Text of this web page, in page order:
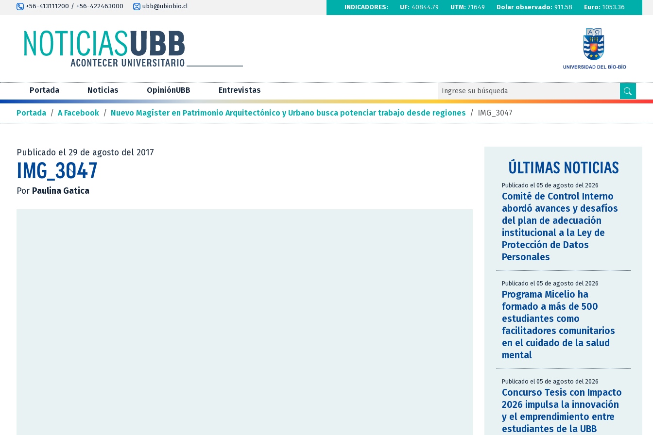
+56-413111200 / +56-422463000 ubb@ubiobio.cl INDICADORES: UF: 40844.79 UTM: 71649 Dolar observado: 911.58 Euro: 1053.36
Portada Noticias OpiniónUBB Entrevistas
Portada / A Facebook / Nuevo Magíster en Patrimonio Arquitectónico y Urbano busca potenciar trabajo desde regiones / IMG_3047
Publicado el 29 de agosto del 2017
IMG_3047
Por Paulina Gatica
ÚLTIMAS NOTICIAS
Publicado el 05 de agosto del 2026
Comité de Control Interno
abordó avances y desafíos
del plan de adecuación
institucional a la Ley de
Protección de Datos
Personales
Publicado el 05 de agosto del 2026
Programa Micelio ha
formado a más de 500
estudiantes como
facilitadores comunitarios
en el cuidado de la salud
mental
Publicado el 05 de agosto del 2026
Concurso Tesis con Impacto
2026 impulsa la innovación
y el emprendimiento entre
estudiantes de la UBB